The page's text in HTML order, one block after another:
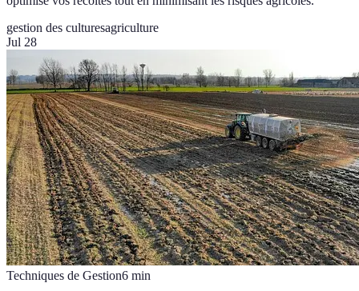
gestion des culturesagriculture
Jul 28
Techniques de Gestion6 min